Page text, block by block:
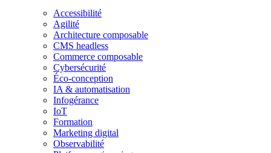
Accessibilité
Agilité
Architecture composable
CMS headless
Commerce composable
Cybersécurité
Éco-conception
IA & automatisation
Infogérance
IoT
Formation
Marketing digital
Observabilité